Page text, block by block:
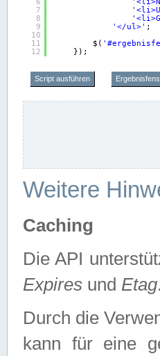
7
8
9
10
11
12
'</ul>' ;
$(
});
Script ausführen
Weitere
Caching
Die API
Expires und Etag.
Durch die
kann für eine